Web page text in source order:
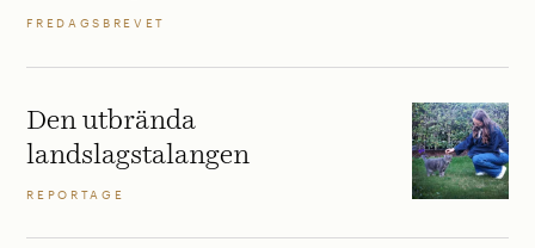
FREDAGSBREVET
Den utbrända
landslagstalangen
REPORTAGE